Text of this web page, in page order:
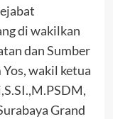
di wakilkan
dan Sumber
wakil ketua
Grand